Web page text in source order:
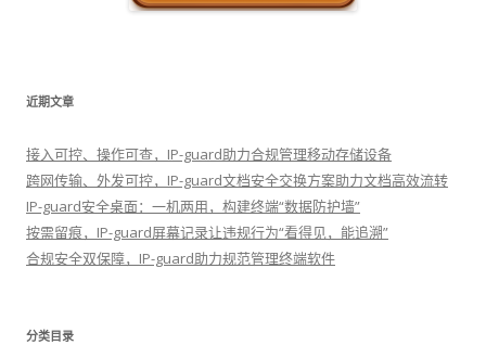
近期文章
接入可控、操作可查，IP-guard助力合规管理移动存储设备
跨网传输、外发可控，IP-guard文档安全交换方案助力文档高效流转
IP-guard安全桌面：一机两用，构建终端“数据防护墙”
按需留痕，IP-guard屏幕记录让违规行为“看得见，能追溯”
合规安全双保障，IP-guard助力规范管理终端软件
分类目录